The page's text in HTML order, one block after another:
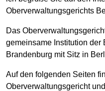
Oberverwaltungsgerichts
Das
gemeinsame Institution der
Brandenburg mit Sitz in
Auf den folgenden Seiten
Oberverwaltungsgericht